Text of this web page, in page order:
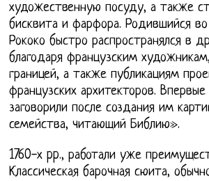
художественную посуду, а также
бисквита и фарфора. Родившийся
Рококо быстро распространялся в
благодаря французским
границей, а также публикациям
французских архитекторов.
заговорили после создания им
семейства, читающий Библию».
1760-х pp., работали уже
Классическая барочная сюита,